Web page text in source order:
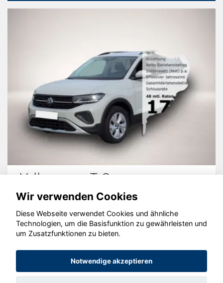
Volkswagen T-Cross
© konjunkturmotor.de GmbH 2020 - 2026
Wir verwenden Cookies
Diese Webseite verwendet Cookies und ähnliche
Technologien, um die Basisfunktion zu gewährleisten und
um Zusatzfunktionen zu bieten.
Notwendige akzeptieren